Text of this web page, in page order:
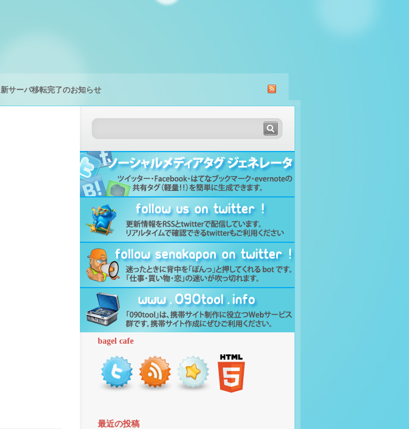
新サーバ移転完了のお知らせ
bagel cafe
最近の投稿